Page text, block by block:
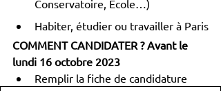
Conservatoire, Ecole…)
Habiter, étudier ou travailler à Paris
COMMENT CANDIDATER ? Avant le
lundi 16 octobre 2023
Remplir la fiche de candidature